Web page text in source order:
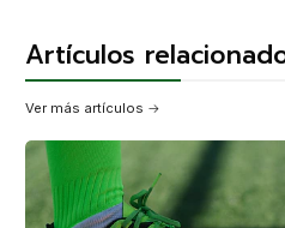
Artículos
Ver más artículos